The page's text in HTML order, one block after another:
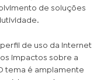
de soluções
de uso da internet
impactos sobre a
tema é amplamente